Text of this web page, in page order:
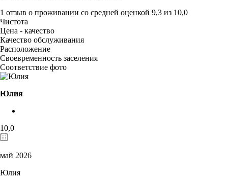
1 отзыв о проживании со средней оценкой 9,3 из 10,0
Чистота
Цена - качество
Качество обслуживания
Расположение
Своевременность заселения
Соответствие фото
Юлия
10,0
май 2026
Юлия